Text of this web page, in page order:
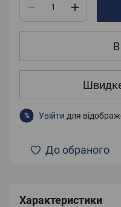
% Увійти для
До обраного
Характеристики